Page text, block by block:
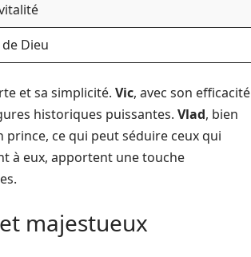
Dieu
et sa simplicité. Vic, avec son efficacité
historiques puissantes. Vlad, bien
prince, ce qui peut séduire ceux qui
à eux, apportent une touche
majestueux